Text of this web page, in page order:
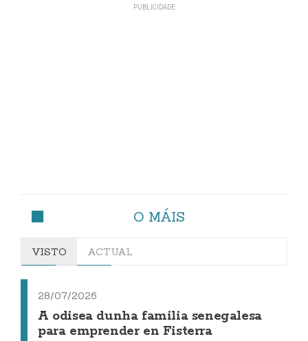
O MÁIS
VISTO ACTUAL
28/07/2026
A odisea dunha familia senegalesa
para emprender en Fisterra